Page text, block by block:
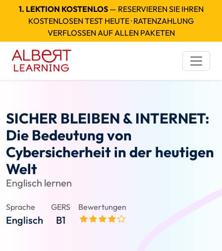
1. LEKTION KOSTENLOS— RESERVIEREN SIE IHREN
KOSTENLOSEN TEST HEUTE · RATENZAHLUNG
VERFLOSSEN AUF ALLEN PAKETEN
SICHER BLEIBEN & INTERNET:
Die Bedeutung von
Cybersicherheit in der heutigen
Welt
Englisch lernen
Sprache
Englisch
GERS
B1
Bewertungen